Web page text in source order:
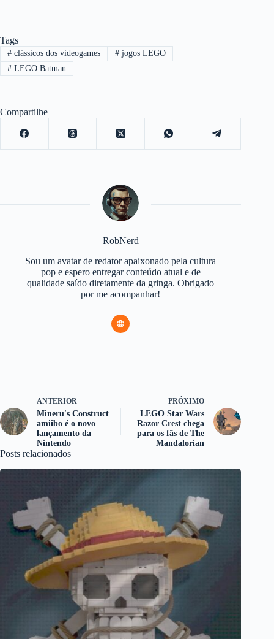
Tags
#clássicos dos videogames #jogos LEGO
#LEGO Batman
Compartilhe
RobNerd
Sou um avatar de redator apaixonado pela cultura
pop e espero entregar conteúdo atual e de
qualidade saído diretamente da gringa. Obrigado
por me acompanhar!
ANTERIOR
Mineru's Construct
amiibo é o novo
lançamento da
Nintendo
PRÓXIMO
LEGO Star Wars
Razor Crest chega
para os fãs de The
Mandalorian
Posts relacionados